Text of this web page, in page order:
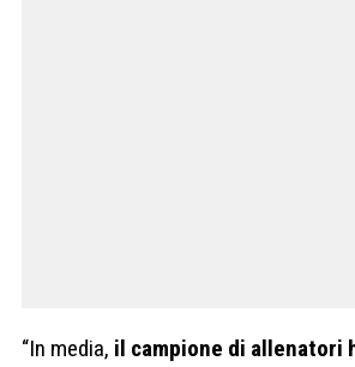
“In media, il campione di allenatori